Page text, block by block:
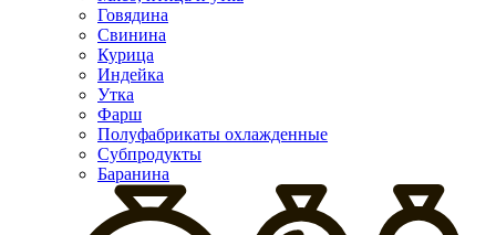
Говядина
Свинина
Курица
Индейка
Утка
Фарш
Полуфабрикаты охлажденные
Субпродукты
Баранина